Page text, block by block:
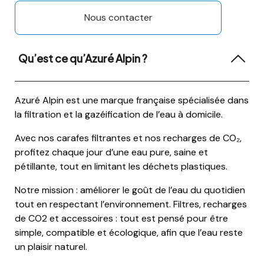
Nous contacter
Qu’est ce qu’Azuré Alpin ?
Azuré Alpin est une marque française spécialisée dans
la filtration et la gazéification de l’eau à domicile.
Avec nos carafes filtrantes et nos recharges de CO₂,
profitez chaque jour d’une eau pure, saine et
pétillante, tout en limitant les déchets plastiques.
Notre mission : améliorer le goût de l’eau du quotidien
tout en respectant l’environnement. Filtres, recharges
de CO2 et accessoires : tout est pensé pour être
simple, compatible et écologique, afin que l’eau reste
un plaisir naturel.